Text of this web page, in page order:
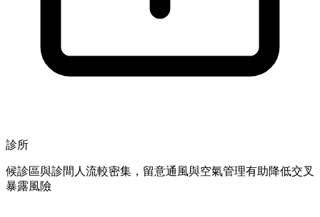
診所
候診區與診間人流較密集，留意通風與空氣管理有助降低交叉
暴露風險